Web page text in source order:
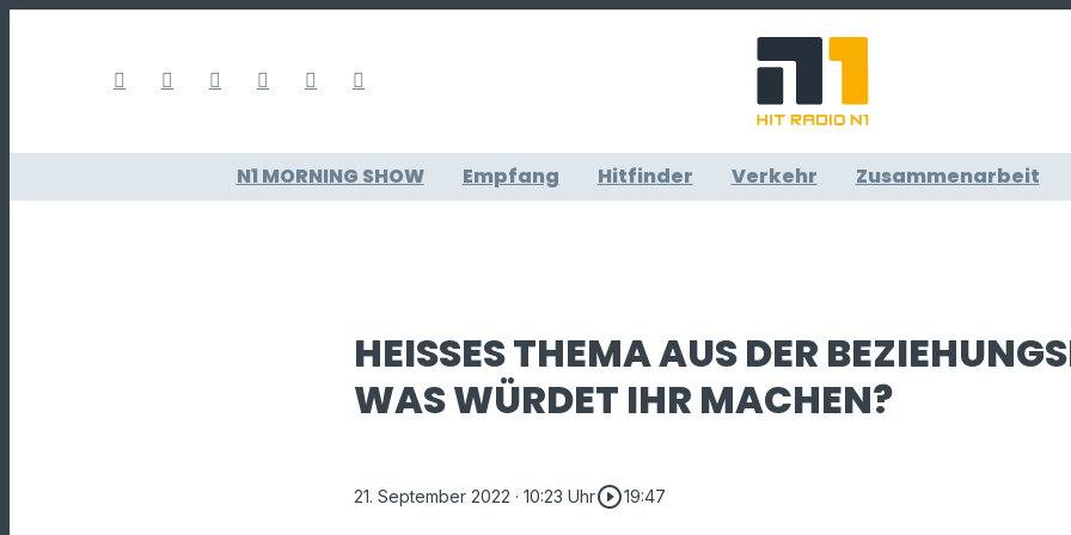
N1 MORNING SHOW Empfang Hitfinder Verkehr Zusammenarbeit
HEISSES THEMA AUS DER
AS WÜRDET IHR MACHEN?
21. September 2022 · 10:23 Uhrplay_circle_outline19:47